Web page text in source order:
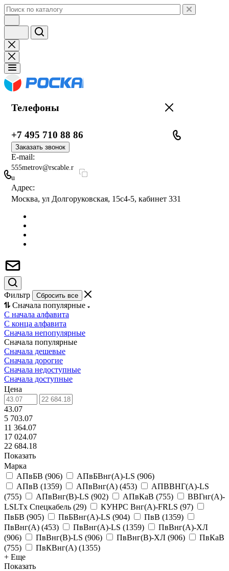
Телефоны
+7 495 710 88 86
Заказать звонок
E-mail:
555metrov@rscable.r
u
Адрес:
Москва, ул Долгоруковская, 15с4-5, кабинет 331
Фильтр Сбросить все
Сначала популярные
С начала алфавита
С конца алфавита
Сначала непопулярные
Сначала популярные
Сначала дешевые
Сначала дорогие
Сначала недоступные
Сначала доступные
Цена
43.07
5 703.07
11 364.07
17 024.07
22 684.18
Показать
Марка
АПвБВ (906) АПвБВнг(А)-LS (906)
АПвВ (1359) АПвВнг(А) (453)
АПВВНГ(А)-LS
(755) АПвВнг(В)-LS (902) АПвКаВ (755)
ВВГнг(А)-
LSLTx Спецкабель (29) КУНРС Внг(А)-FRLS (97)
ПвБВ (905) ПвБВнг(А)-LS (904) ПвВ (1359)
ПвВнг(А) (453) ПвВнг(А)-LS (1359)
ПвВнг(А)-ХЛ
(906) ПвВнг(В)-LS (906) ПвВнг(В)-ХЛ (906)
ПвКаВ
(755) ПвКВнг(А) (1355)
+ Еще
Показать